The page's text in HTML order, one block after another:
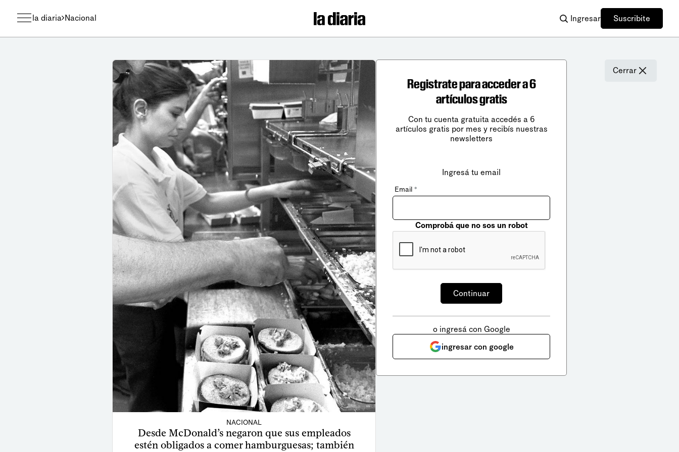
la diaria Nacional Ingresar Suscribite
NACIONAL
Desde McDonald’s negaron que sus empleados
estén obligados a comer hamburguesas; también
Cerrar
Registrate para acceder a 6
artículos gratis
Con tu cuenta gratuita accedés a 6
artículos gratis por mes y recibís nuestras
newsletters
Ingresá tu email
Email *
Comprobá que no sos un robot
o ingresá con Google
ingresar con google